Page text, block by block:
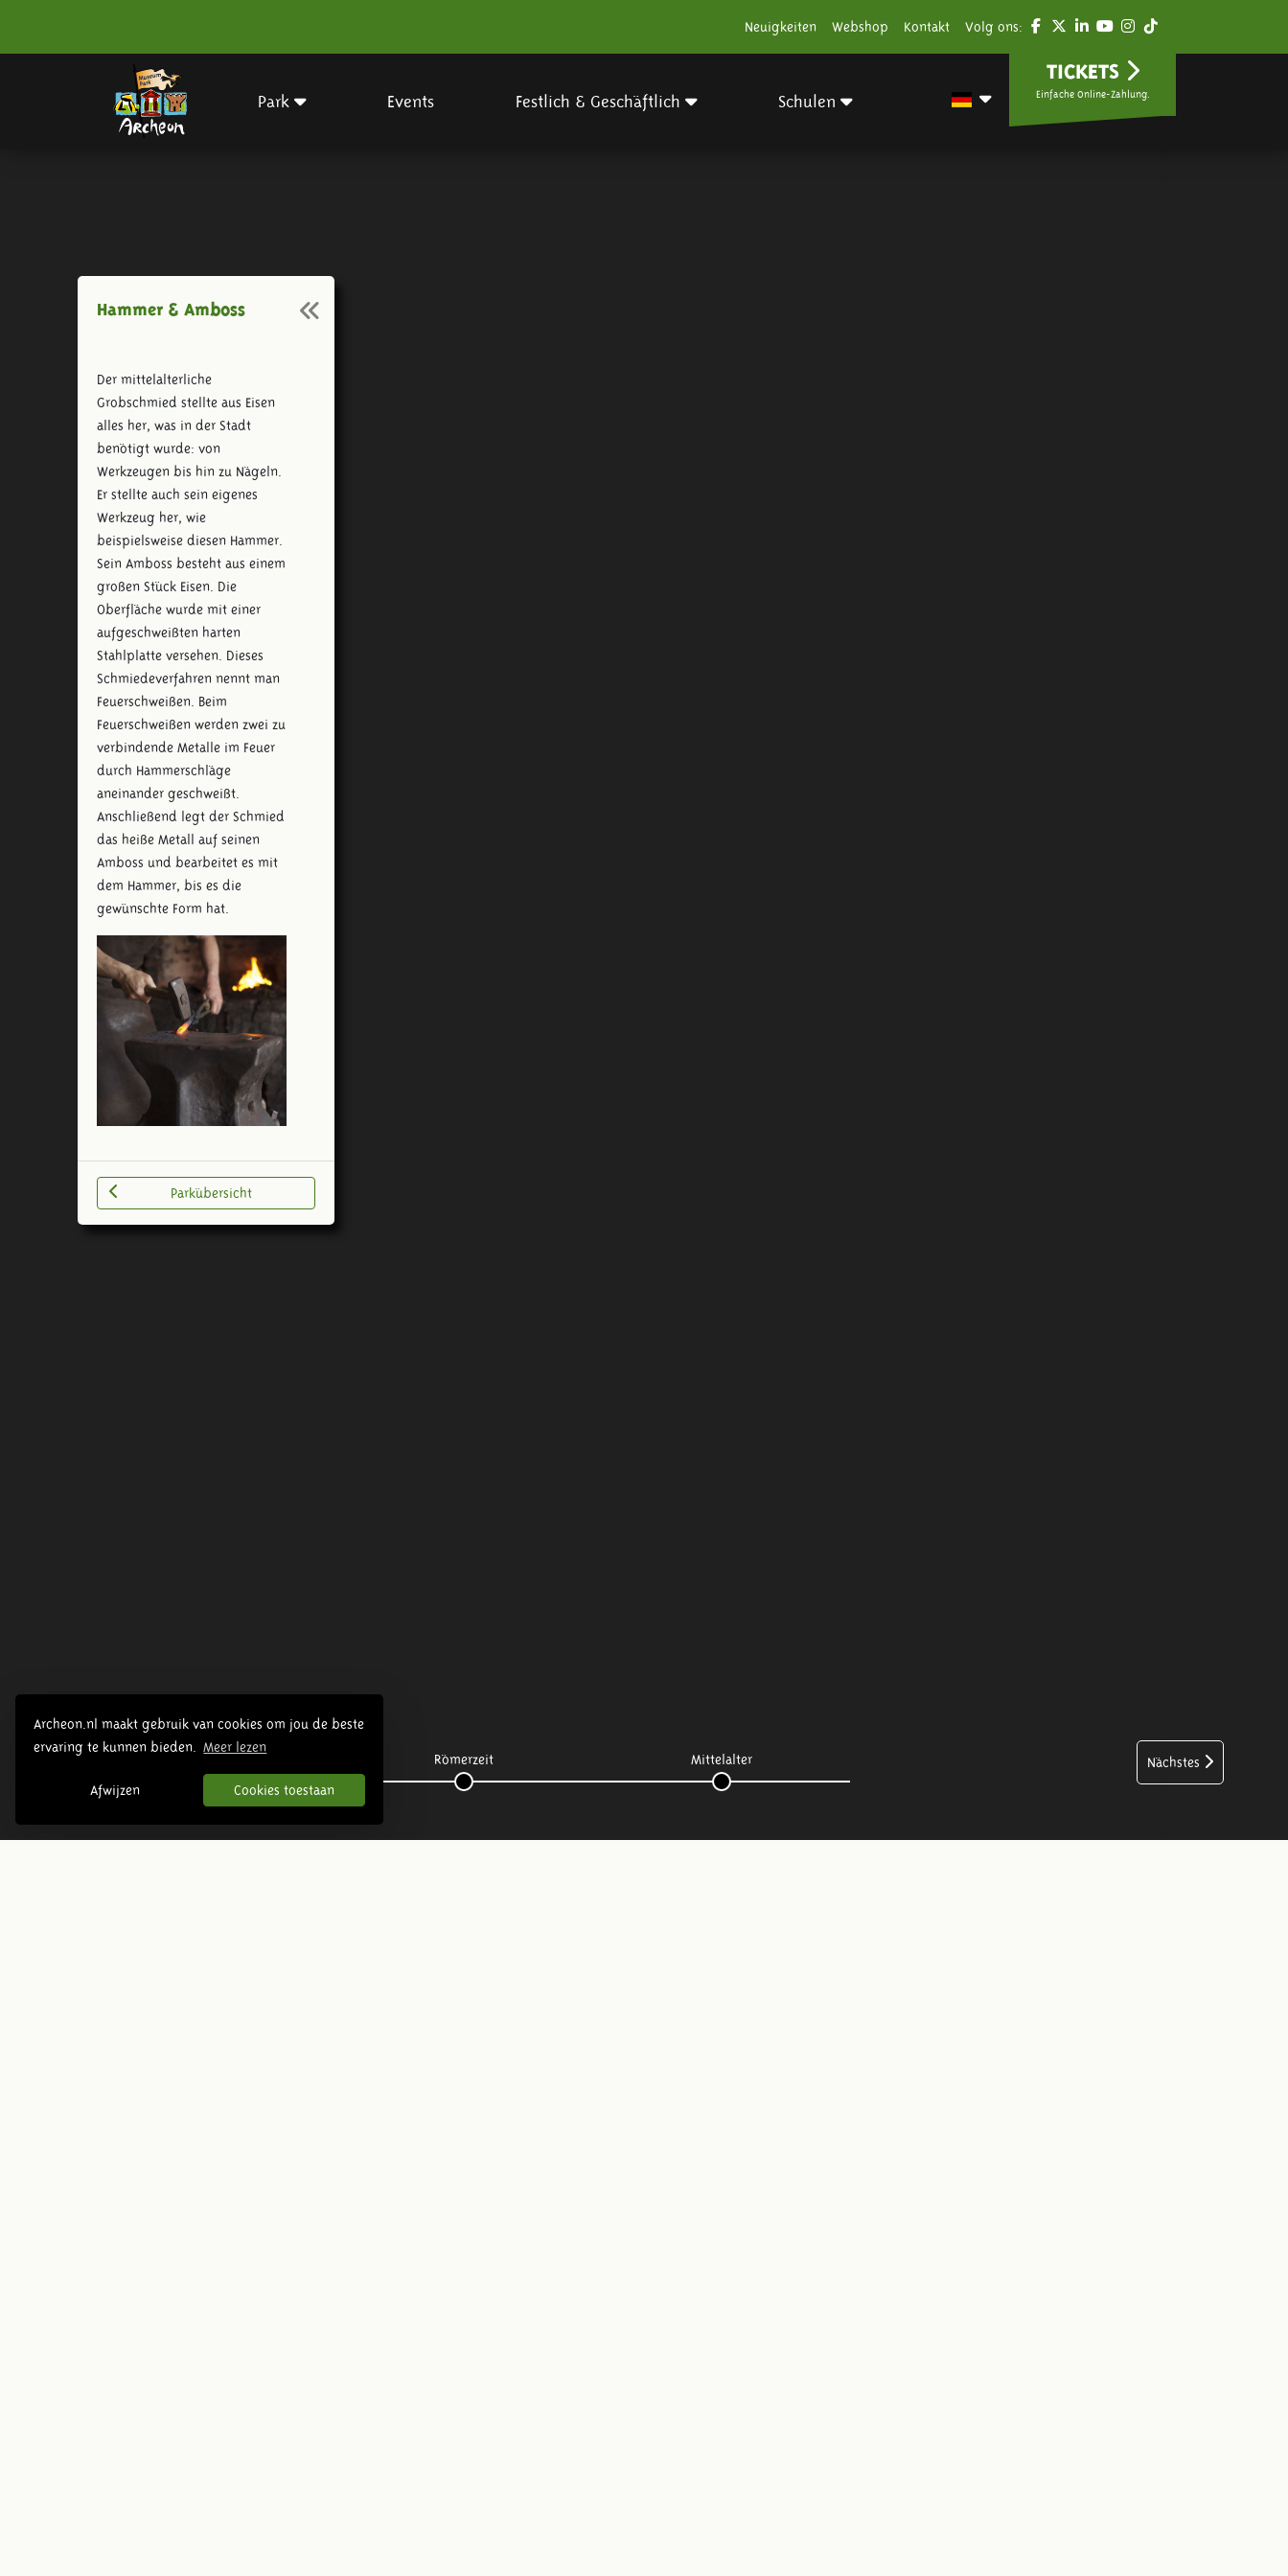
Archeon.nl maakt gebruik van cookies om jou de beste
ervaring te kunnen bieden.
Meer lezen
Afwijzen Cookies toestaan
Neuigkeiten Webshop Kontakt Volg ons:
Park Events Festlich & Geschäftlich Schulen
TICKETS
Einfache Online-Zahlung.
Hammer & Amboss
Der mittelalterliche
Grobschmied stellte aus Eisen
alles her, was in der Stadt
benötigt wurde: von
Werkzeugen bis hin zu Nägeln.
Er stellte auch sein eigenes
Werkzeug her, wie
beispielsweise diesen Hammer.
Sein Amboss besteht aus einem
großen Stück Eisen. Die
Oberfläche wurde mit einer
aufgeschweißten harten
Stahlplatte versehen. Dieses
Schmiedeverfahren nennt man
Feuerschweißen. Beim
Feuerschweißen werden zwei zu
verbindende Metalle im Feuer
durch Hammerschläge
aneinander geschweißt.
Anschließend legt der Schmied
das heiße Metall auf seinen
Amboss und bearbeitet es mit
dem Hammer, bis es die
gewünschte Form hat.
Parkübersicht
Römerzeit Mittelalter Nächstes